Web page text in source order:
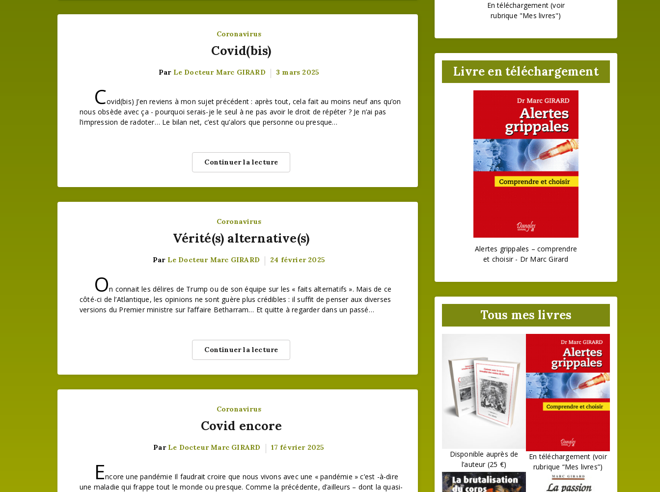
Coronavirus
Covid(bis)
Par Le Docteur Marc GIRARD 3 mars 2025
Covid(bis) J’en reviens à mon sujet précédent : après tout, cela fait au moins neuf ans qu’on
nous obsède avec ça - pourquoi serais-je le seul à ne pas avoir le droit de répéter ? Je n’ai pas
l’impression de radoter… Le bilan net, c’est qu’alors que personne ou presque…
Continuer la lecture
Coronavirus
Vérité(s) alternative(s)
Par Le Docteur Marc GIRARD 24 février 2025
On connait les délires de Trump ou de son équipe sur les « faits alternatifs ». Mais de ce
côté-ci de l’Atlantique, les opinions ne sont guère plus crédibles : il suffit de penser aux diverses
versions du Premier ministre sur l’affaire Betharram… Et quitte à regarder dans un passé…
Continuer la lecture
Coronavirus
Covid encore
Par Le Docteur Marc GIRARD 17 février 2025
Encore une pandémie Il faudrait croire que nous vivons avec une « pandémie » c’est -à-dire
une maladie qui frappe tout le monde ou presque. Comme la précédente, d’ailleurs – dont la quasi-
En téléchargement (voir
rubrique "Mes livres")
Livre en téléchargement
Alertes grippales – comprendre
et choisir - Dr Marc Girard
Tous mes livres
Disponible auprès de
l’auteur (25 €)
En téléchargement (voir
rubrique “Mes livres”)